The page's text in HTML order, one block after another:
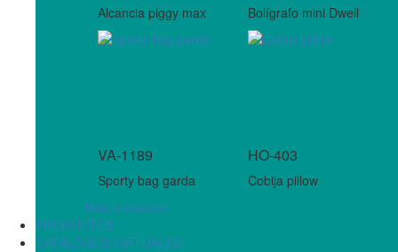
Alcancia piggy max Bolígrafo mini Dwell
VA-1189
Sporty bag garda
HO-403
Cobija pillow
Más productos
PRODUCTOS
CATÁLOGOS VIRTUALES